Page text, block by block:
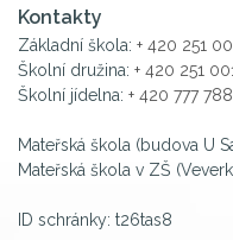
Kontakty
Základní škola: + 420 251
Školní družina: + 420 251
Školní jídelna: + 420 777
Mateřská škola (budova U
Mateřská škola v ZŠ
ID schránky: t26tas8